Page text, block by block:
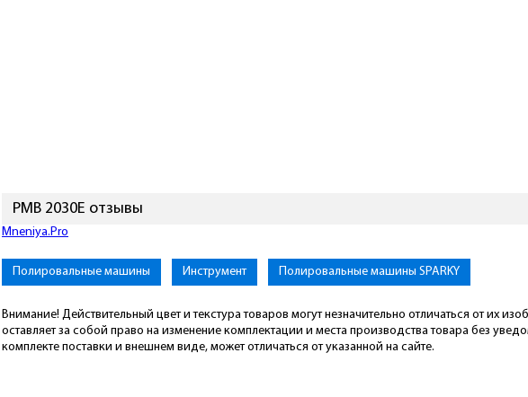
PMB 2030E отзывы
Mneniya.Pro
Полировальные машины Инструмент Полировальные машины SPARKY
Внимание! Действительный цвет и текстура товаров могут незначительно отличаться от их
оставляет за собой право на изменение комплектации и места производства товара без
комплекте поставки и внешнем виде, может отличаться от указанной на сайте.